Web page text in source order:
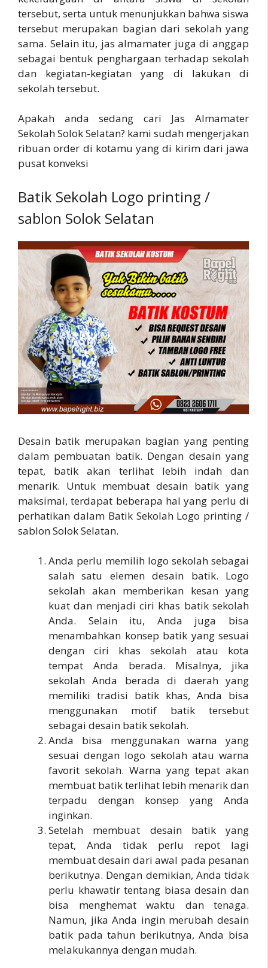
tersebut, serta untuk menunjukkan bahwa siswa
tersebut merupakan bagian dari sekolah yang
sama. Selain itu, jas almamater juga di anggap
sebagai bentuk penghargaan terhadap sekolah
dan kegiatan-kegiatan yang di lakukan di
sekolah tersebut.
Apakah anda sedang cari Jas Almamater
Sekolah Solok Selatan? kami sudah mengerjakan
ribuan order di kotamu yang di kirim dari jawa
pusat konveksi
Batik Sekolah Logo printing /
sablon Solok Selatan
Desain batik merupakan bagian yang penting
dalam pembuatan batik. Dengan desain yang
tepat, batik akan terlihat lebih indah dan
menarik. Untuk membuat desain batik yang
maksimal, terdapat beberapa hal yang perlu di
perhatikan dalam Batik Sekolah Logo printing /
sablon Solok Selatan.
Anda perlu memilih logo sekolah sebagai
salah satu elemen desain batik. Logo
sekolah akan memberikan kesan yang
kuat dan menjadi ciri khas batik sekolah
Anda. Selain itu, Anda juga bisa
menambahkan konsep batik yang sesuai
dengan ciri khas sekolah atau kota
tempat Anda berada. Misalnya, jika
sekolah Anda berada di daerah yang
memiliki tradisi batik khas, Anda bisa
menggunakan motif batik tersebut
sebagai desain batik sekolah.
Anda bisa menggunakan warna yang
sesuai dengan logo sekolah atau warna
favorit sekolah. Warna yang tepat akan
membuat batik terlihat lebih menarik dan
terpadu dengan konsep yang Anda
inginkan.
Setelah membuat desain batik yang
tepat, Anda tidak perlu repot lagi
membuat desain dari awal pada pesanan
berikutnya. Dengan demikian, Anda tidak
perlu khawatir tentang biasa desain dan
bisa menghemat waktu dan tenaga.
Namun, jika Anda ingin merubah desain
batik pada tahun berikutnya, Anda bisa
melakukannya dengan mudah.